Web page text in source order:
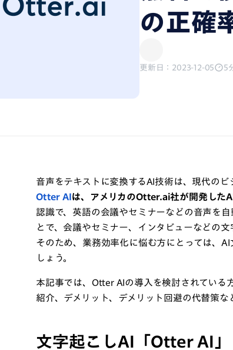
の正確
更新日：2023-12-05 5
音声をテキストに変換するAI技術は、現代のビ
Otter AIは、アメリカのOtter.ai社が開発した
認識で、英語の会議やセミナーなどの音声を
とで、会議やセミナー、インタビューなどの
そのため、業務効率化に悩む方にとっては、
しょう。
本記事では、Otter AIの導入を検討されている
紹介、デメリット、デメリット回避の代替策な
文字起こしAI「Otter AI」